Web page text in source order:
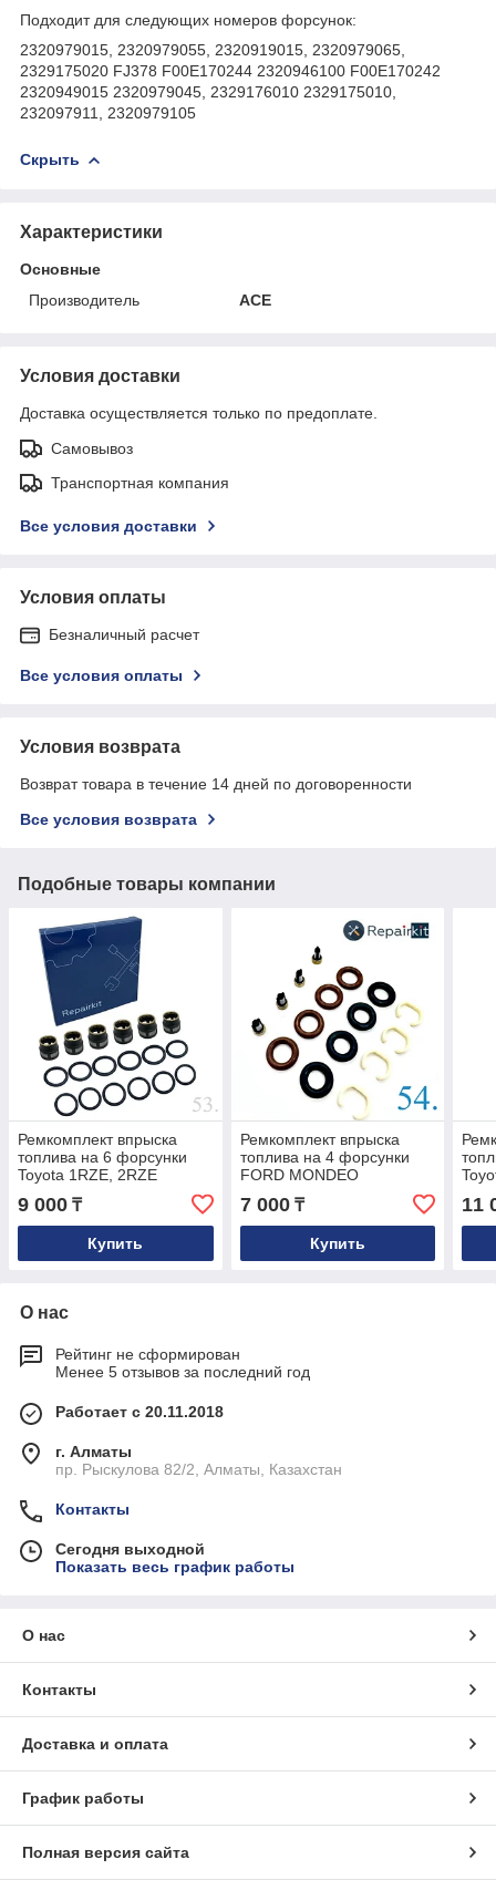
Подходит для следующих номеров форсунок:
2320979015, 2320979055, 2320919015, 2320979065,
2329175020 FJ378 F00E170244 2320946100 F00E170242
2320949015 2320979045, 2329176010 2329175010,
232097911, 2320979105
Скрыть
Характеристики
Основные
Производитель
ACE
Условия доставки
Доставка осуществляется только по предоплате.
Самовывоз
Транспортная компания
Все условия доставки
Условия оплаты
Безналичный расчет
Все условия оплаты
Условия возврата
Возврат товара в течение 14 дней по договоренности
Все условия возврата
Подобные товары компании
Ремкомплект впрыска
топлива на 6 форсунки
Toyota 1RZE, 2RZE
9 000 ₸
Купить
Ремкомплект впрыска
топлива на 4 форсунки
FORD MONDEO
7 000₸
Купить
11
О нас
Рейтинг не сформирован
Менее 5 отзывов за последний год
Работает с 20.11.2018
г. Алматы
пр. Рыскулова 82/2, Алматы, Казахстан
Контакты
Сегодня выходной
Показать весь график работы
О нас
Контакты
Доставка и оплата
График работы
Полная версия сайта